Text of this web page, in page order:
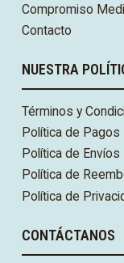
Compromiso
Contacto
NUESTRA
Términos y
Política de Pagos
Política de Envíos
Política de
Política de
CONTÁCTANOS